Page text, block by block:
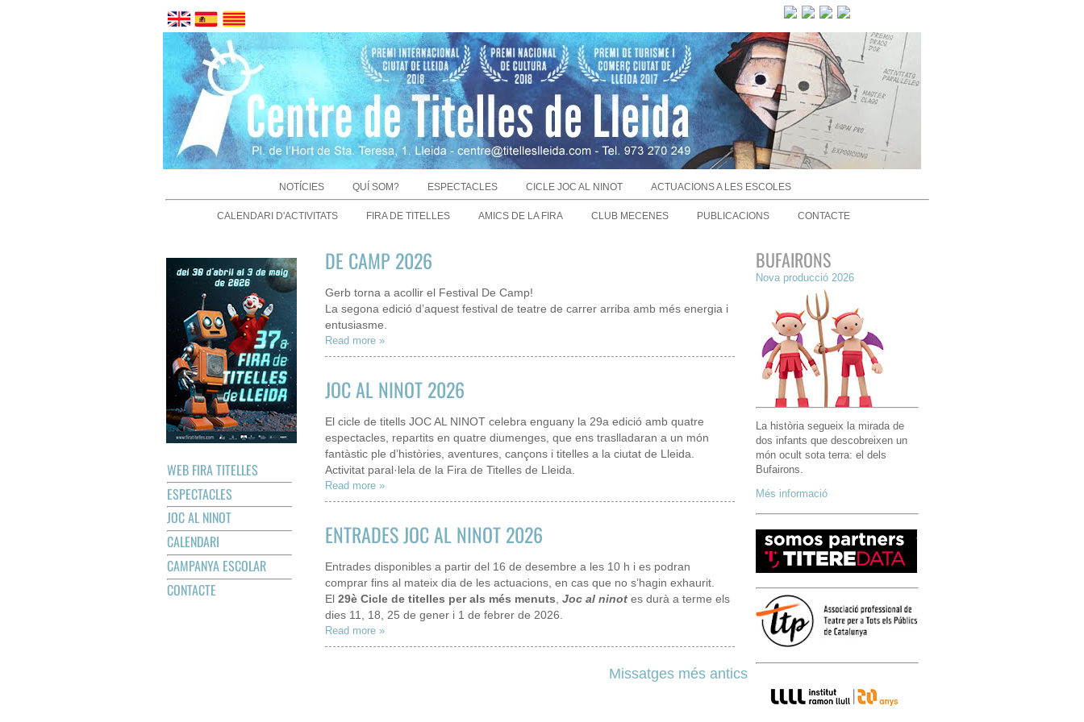
NOTÍCIES QUÍ SOM? ESPECTACLES CICLE JOC AL NINOT ACTUACIONS A LES ESCOLES
CALENDARI D'ACTIVITATS FIRA DE TITELLES AMICS DE LA FIRA CLUB MECENES PUBLICACIONS CONTACTE
DE CAMP 2026
Gerb torna a acollir el Festival De Camp!
La segona edició d’aquest festival de teatre de carrer arriba amb més energia i
entusiasme.
Read more »
JOC AL NINOT 2026
El cicle de titells JOC AL NINOT celebra enguany la 29a edició amb quatre
espectacles, repartits en quatre diumenges, que ens traslladaran a un món
fantàstic ple d’històries, aventures, cançons i titelles a la ciutat de Lleida.
Activitat paral·lela de la Fira de Titelles de Lleida.
Read more »
ENTRADES JOC AL NINOT 2026
Entrades disponibles a partir del 16 de desembre a les 10 h i es podran
comprar fins al mateix dia de les actuacions, en cas que no s’hagin exhaurit.
El 29è Cicle de titelles per als més menuts Joc al ninot es durà a terme els
dies 11, 18, 25 de gener i 1 de febrer de 2026.
Read more »
Missatges més antics
WEB FIRA TITELLES
ESPECTACLES
JOC AL NINOT
CALENDARI
CAMPANYA ESCOLAR
CONTACTE
BUFAIRONS
Nova producció 2026
La història segueix la mirada de
dos infants que descobreixen un
món ocult sota terra: el dels
Bufairons.
Més informació